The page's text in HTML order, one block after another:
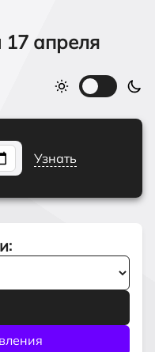
17 апреля
Узнать
: